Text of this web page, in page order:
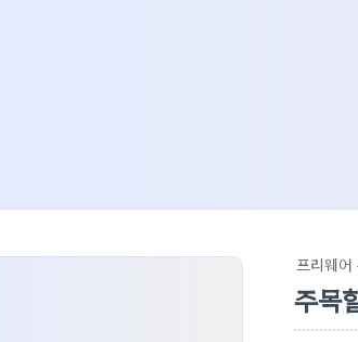
프리웨어
주목